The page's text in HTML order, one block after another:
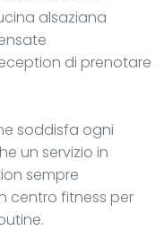
alsaziana
di prenotare
soddisfa ogni
un servizio in
sempre
centro fitness per